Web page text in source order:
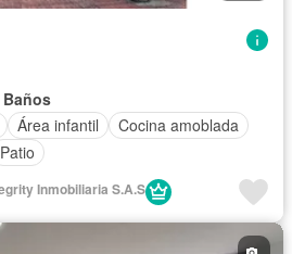
Baños
Área infantil
Cocina amoblada
Patio
Inmobiliaria S.A.S